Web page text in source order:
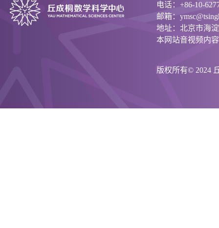
电话：+86-10-
邮箱：
地址：北京市海
本网站音视频内
版权所有© 2024